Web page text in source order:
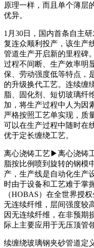
原理一样，而且单个薄层
优异。
1月30日，国内首条自主
复连众顺利投产，该生产
管道生产开启新的里程碑
过程不间断、生产效率明
保、劳动强度低等特点，
的升级换代工艺。连续缠
脂、固化剂、短切玻璃纤
加，将生产过程中人为因
严格按照工艺单实现，质
可以在生产过程中随时在
优于定长缠绕工艺。
离心浇铸工艺▶离心浇铸
脂按比例喷到旋转的钢模
产，生产线是自动化生产
时由于设备和工艺难于掌
（HOBAS）在全世界授
无连续纤维，层间强度较
因无连续纤维，在非预期
际上主要应用于无压顶管
续缠绕玻璃钢夹砂管道定